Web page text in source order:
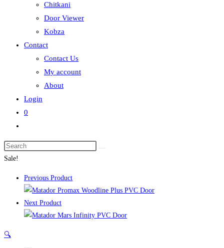
Chitkani
Door Viewer
Kobza
Contact
Contact Us
My account
About
Login
0
search
Search
this
Sale!
Previous Product
Next Product
🔍